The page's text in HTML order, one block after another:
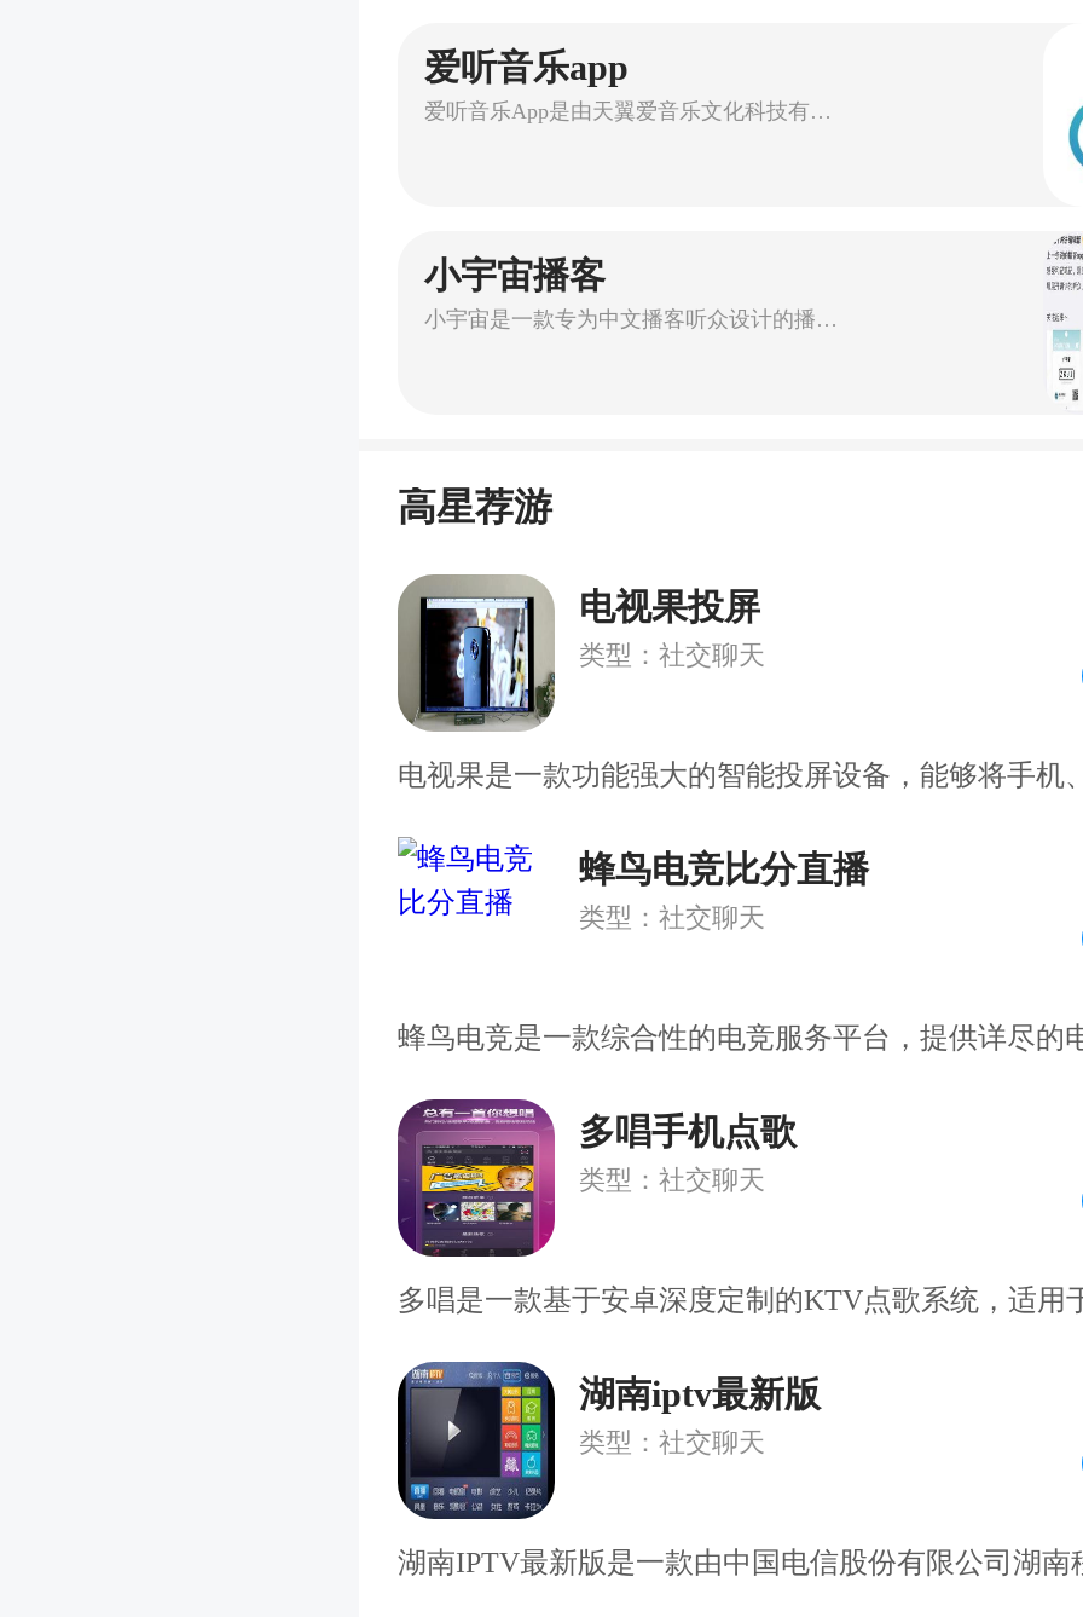
爱听音乐app
爱听音乐App是由天翼爱音乐文化科技有限公司推出的一款音乐听歌
小宇宙播客
小宇宙是一款专为中文播客听众设计的播客App，提供了丰富的发现、
高星荐游
电视果投屏
类型：社交聊天
电视果是一款功能强大的智能投屏设备，能够将手机
蜂鸟电竞比分直播
类型：社交聊天
蜂鸟电竞是一款综合性的电竞服务平台，提供详尽的
多唱手机点歌
类型：社交聊天
多唱是一款基于安卓深度定制的KTV点歌系统，适用
湖南iptv最新版
类型：社交聊天
湖南IPTV最新版是一款由中国电信股份有限公司湖南